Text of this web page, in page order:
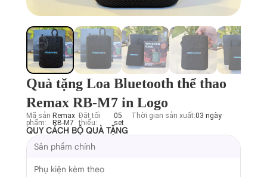
Quà tặng Loa Bluetooth thể thao
Remax RB-M7 in Logo
Mã sản
phẩm:
Remax
RB-M7
Đặt tối
thiểu:
05
set
Thời gian sản xuất:03 ngày
QUY CÁCH BỘ QUÀ TẶNG
Sản phẩm chính
Phụ kiện kèm theo